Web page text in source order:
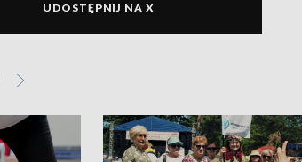
UDOSTĘPNIJ NA X